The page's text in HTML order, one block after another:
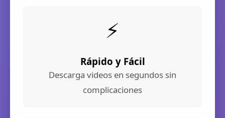
⚡
Rápido y Fácil
Descarga videos en segundos sin
complicaciones